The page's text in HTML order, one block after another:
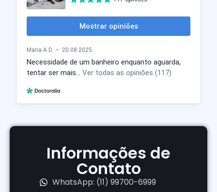
Informações de
Contato
WhatsApp: (11) 99700-6999